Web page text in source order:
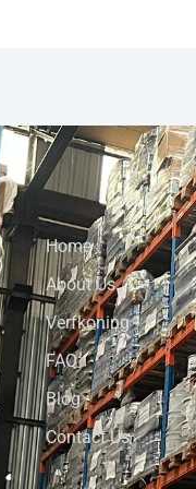
Home
About Us
Verfkoning
FAQ
Blog
Contact Us